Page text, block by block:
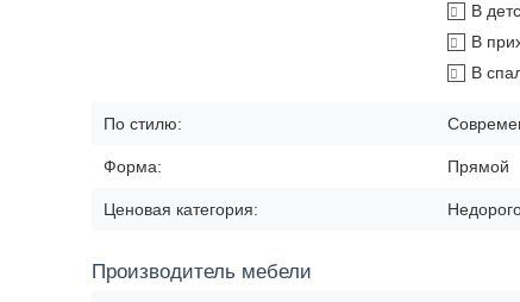
В
В
В
По стилю:
Форма: Прямой
Ценовая категория:
Производитель мебели